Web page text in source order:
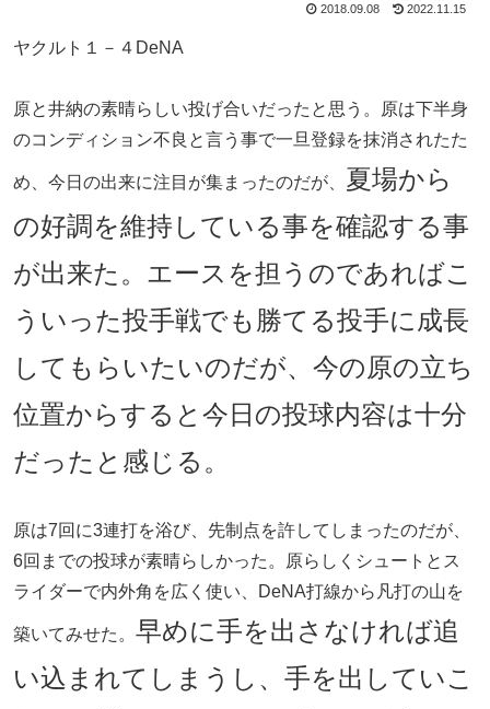
2018.09.08 2022.11.15
ヤクルト１－４DeNA
原と井納の素晴らしい投げ合いだったと思う。原は下半身
のコンディション不良と言う事で一旦登録を抹消されたた
め、今日の出来に注目が集まったのだが、 夏場から
の好調を維持している事を確認する事
が出来た。エースを担うのであればこ
ういった投手戦でも勝てる投手に成長
してもらいたいのだが、今の原の立ち
位置からすると今日の投球内容は十分
だったと感じる。
原は7回に3連打を浴び、先制点を許してしまったのだが、
6回までの投球が素晴らしかった。原らしくシュートとス
ライダーで内外角を広く使い、DeNA打線から凡打の山を
築いてみせた。 早めに手を出さなければ追
い込まれてしまうし、手を出していこ